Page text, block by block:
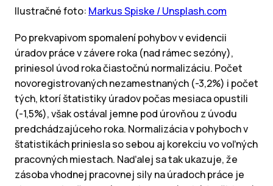
Ilustračné foto: Markus Spiske / Unsplash.com
Po prekvapivom spomalení pohybov v evidencii
úradov práce v závere roka (nad rámec sezóny),
priniesol úvod roka čiastočnú normalizáciu. Počet
novoregistrovaných nezamestnaných (-3,2%) i počet
tých, ktorí štatistiky úradov počas mesiaca opustili
(-1,5%), však ostával jemne pod úrovňou z úvodu
predchádzajúceho roka. Normalizácia v pohyboch v
štatistikách priniesla so sebou aj korekciu vo voľných
pracovných miestach. Naďalej sa tak ukazuje, že
zásoba vhodnej pracovnej sily na úradoch práce je